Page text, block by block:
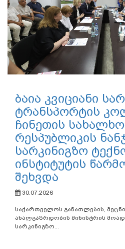
ბაია კვიციანი
ტრანსპორტის
ჩინეთის სახალხო
რესპუბლიკის
სარკინიგზო
ინსტიტუტის
შეხვდა
30.07.2026
საქართველოს განათლების,
ახალგაზრდობის მინისტრის
სარკინიგზო...